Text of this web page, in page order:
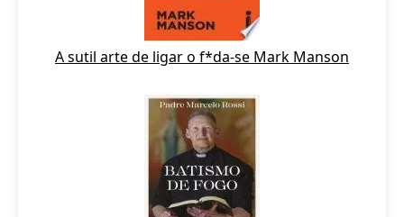
A sutil arte de ligar o f*da-se Mark Manson